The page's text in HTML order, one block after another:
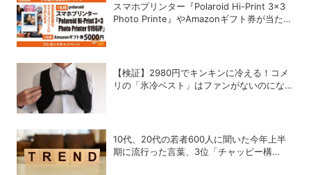
スマホプリンター『Polaroid Hi-Print 3×3
Photo Printe』やAmazonギフト券が当た
【検証】2980円でキンキンに冷える！コメ
リの「氷冷ベスト」はファンがないのになぜ
10代、20代の若者600人に聞いた今年上半
期に流行った言葉、3位「チャッピー構